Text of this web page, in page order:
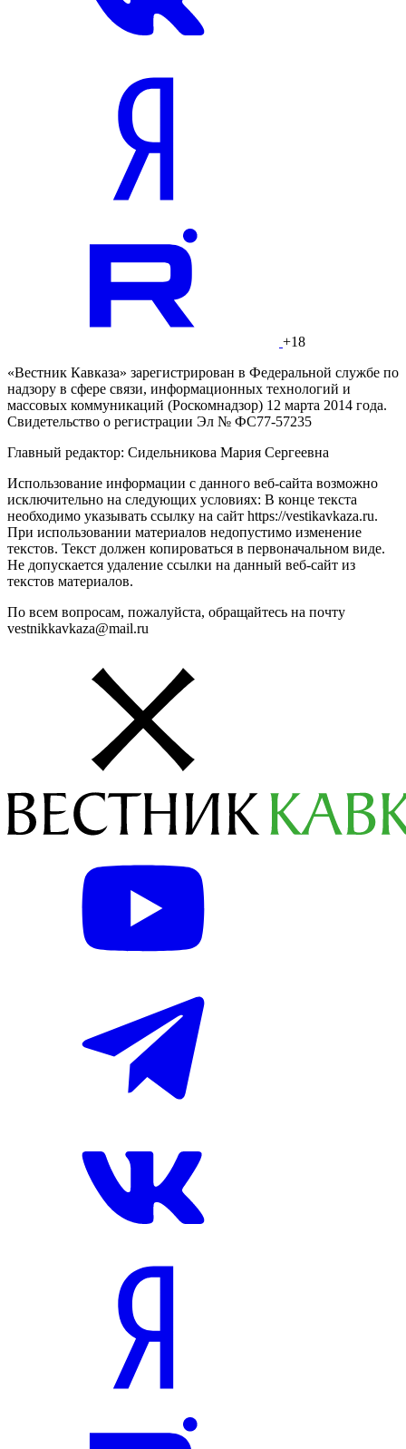
+18
«Вестник Кавказа» зарегистрирован в Федеральной службе по
надзору в сфере связи, информационных технологий и
массовых коммуникаций (Роскомнадзор) 12 марта 2014 года.
Свидетельство о регистрации Эл № ФС77-57235
Главный редактор: Сидельникова Мария Сергеевна
Использование информации с данного веб-сайта возможно
исключительно на следующих условиях: В конце текста
необходимо указывать ссылку на сайт https://vestikavkaza.ru.
При использовании материалов недопустимо изменение
текстов. Текст должен копироваться в первоначальном виде.
Не допускается удаление ссылки на данный веб-сайт из
текстов материалов.
По всем вопросам, пожалуйста, обращайтесь на почту
vestnikkavkaza@mail.ru